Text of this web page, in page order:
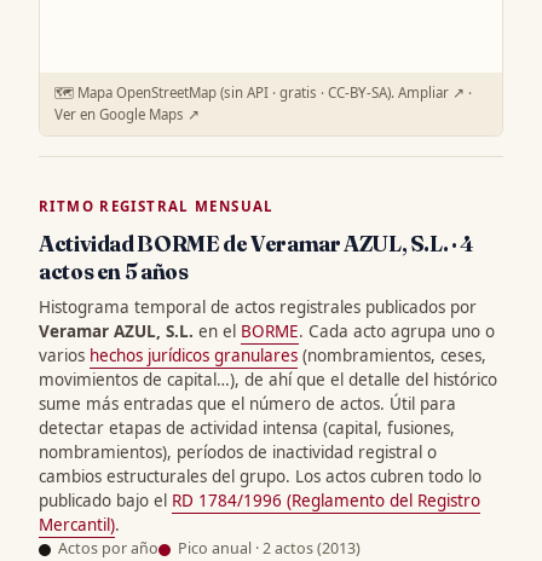
🗺️ Mapa OpenStreetMap (sin API · gratis · CC-BY-SA). Ampliar ↗ ·
Ver en Google Maps ↗
RITMO REGISTRAL MENSUAL
Actividad BORME de Veramar AZUL, S.L. · 4
actos en 5 años
Histograma temporal de actos registrales publicados por
Veramar AZUL, S.L. en el BORME. Cada acto agrupa uno o
varios hechos jurídicos granulares (nombramientos, ceses,
movimientos de capital…), de ahí que el detalle del histórico
sume más entradas que el número de actos. Útil para
detectar etapas de actividad intensa (capital, fusiones,
nombramientos), períodos de inactividad registral o
cambios estructurales del grupo. Los actos cubren todo lo
publicado bajo el RD 1784/1996 (Reglamento del Registro
Mercantil).
Actos por año Pico anual · 2 actos (2013)